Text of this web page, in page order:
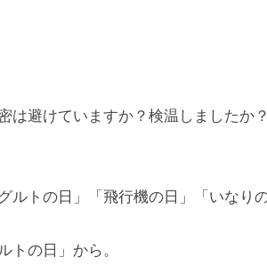
は避けていますか？検温しましたか
ルトの日」「飛行機の日」「いなりの
トの日」から。